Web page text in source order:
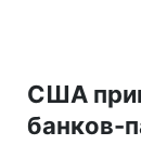
США
банков-